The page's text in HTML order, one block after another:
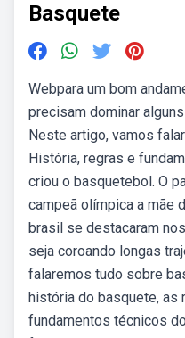
Basquete
Webpara um bom
precisam dominar
Neste artigo, vamos
História, regras e
criou o basquetebol. O
campeã olímpica a mãe
brasil se destacaram
seja coroando longas
falaremos tudo sobre
história do basquete, as
fundamentos técnicos